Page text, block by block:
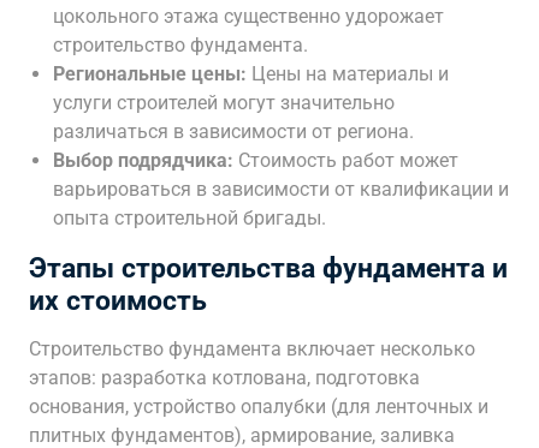
цокольного этажа существенно удорожает
строительство фундамента.
Региональные цены: Цены на материалы и
услуги строителей могут значительно
различаться в зависимости от региона.
Выбор подрядчика: Стоимость работ может
варьироваться в зависимости от квалификации и
опыта строительной бригады.
Этапы строительства фундамента и
их стоимость
Строительство фундамента включает несколько
этапов: разработка котлована, подготовка
основания, устройство опалубки (для ленточных и
плитных фундаментов), армирование, заливка